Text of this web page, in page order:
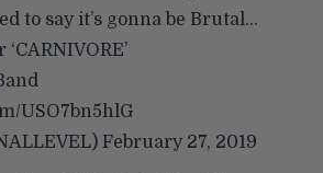
to say it’s gonna be Brutal…
USO7bn5hlG
February 27, 2019